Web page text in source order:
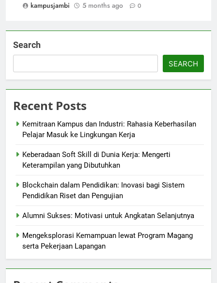
kampusjambi
5 months ago 0
Search
SEARCH
Recent Posts
Kemitraan Kampus dan Industri: Rahasia Keberhasilan
Pelajar Masuk ke Lingkungan Kerja
Keberadaan Soft Skill di Dunia Kerja: Mengerti
Keterampilan yang Dibutuhkan
Blockchain dalam Pendidikan: Inovasi bagi Sistem
Pendidikan Riset dan Pengujian
Alumni Sukses: Motivasi untuk Angkatan Selanjutnya
Mengeksplorasi Kemampuan lewat Program Magang
serta Pekerjaan Lapangan